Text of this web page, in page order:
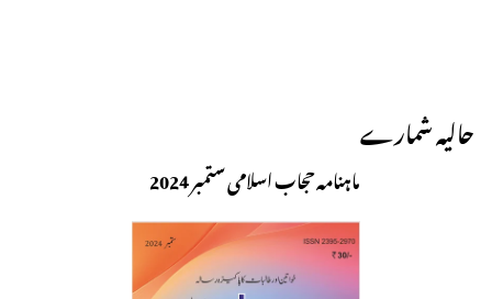
حالیہ شمارے
ماہنامہ حجاب اسلامی ستمبر 2024